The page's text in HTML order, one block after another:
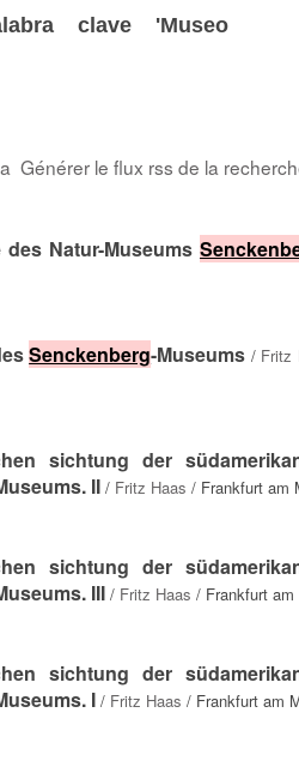
clave 'Museo
Générer le flux rss de la
Natur-Museums
Senckenberg-Museums / Fritz
sichtung der
II / Fritz Haas / Frankfurt am
sichtung der
III / Fritz Haas / Frankfurt am
sichtung der
I / Fritz Haas / Frankfurt am